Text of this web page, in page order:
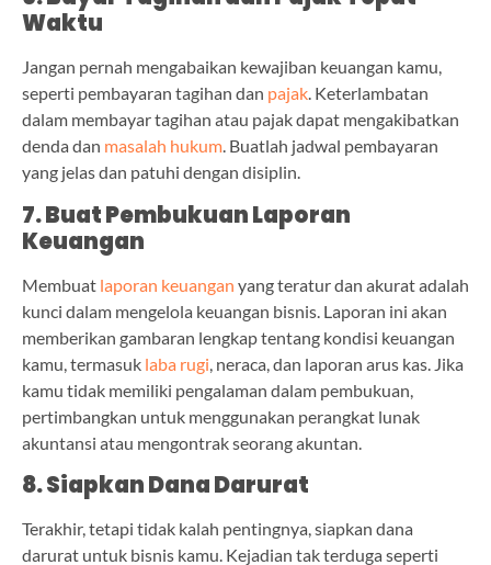
Waktu
Jangan pernah mengabaikan kewajiban keuangan kamu,
seperti pembayaran tagihan dan pajak. Keterlambatan
dalam membayar tagihan atau pajak dapat mengakibatkan
denda dan masalah hukum. Buatlah jadwal pembayaran
yang jelas dan patuhi dengan disiplin.
7. Buat Pembukuan Laporan
Keuangan
Membuat laporan keuangan yang teratur dan akurat adalah
kunci dalam mengelola keuangan bisnis. Laporan ini akan
memberikan gambaran lengkap tentang kondisi keuangan
kamu, termasuk laba rugi , neraca, dan laporan arus kas. Jika
kamu tidak memiliki pengalaman dalam pembukuan,
pertimbangkan untuk menggunakan perangkat lunak
akuntansi atau mengontrak seorang akuntan.
8. Siapkan Dana Darurat
Terakhir, tetapi tidak kalah pentingnya, siapkan dana
darurat untuk bisnis kamu. Kejadian tak terduga seperti